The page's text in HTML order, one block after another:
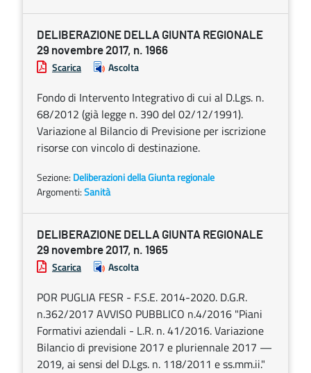
DELIBERAZIONE DELLA GIUNTA REGIONALE
29 novembre 2017, n. 1966
Scarica Ascolta
Fondo di Intervento Integrativo di cui al D.Lgs. n.
68/2012 (già legge n. 390 del 02/12/1991).
Variazione al Bilancio di Previsione per iscrizione
risorse con vincolo di destinazione.
Sezione: Deliberazioni della Giunta regionale
Argomenti:Sanità
DELIBERAZIONE DELLA GIUNTA REGIONALE
29 novembre 2017, n. 1965
Scarica Ascolta
POR PUGLIA FESR - F.S.E. 2014-2020. D.G.R.
n.362/2017 AVVISO PUBBLICO n.4/2016 "Piani
Formativi aziendali - L.R. n. 41/2016. Variazione
Bilancio di previsione 2017 e pluriennale 2017 —
2019, ai sensi del D.Lgs. n. 118/2011 e ss.mm.ii."